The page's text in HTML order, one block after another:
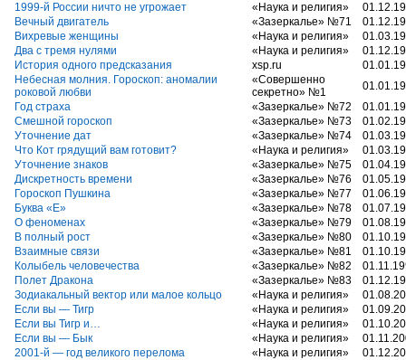
1999-й России ничто не угрожает
«Наука и религия»
Вечный двигатель
«Зазеркалье» №71
Вихревые женщины
«Наука и религия»
Два с тремя нулями
«Наука и религия»
История одного предсказания
xsp.ru
Небесная молния. Гороскоп: аномалии
роковой любви
«Совершенно
секретно» №1
Год страха
«Зазеркалье» №72
Смешной гороскоп
«Зазеркалье» №73
Уточнение дат
«Зазеркалье» №74
Что Кот грядущий вам готовит?
«Наука и религия»
Уточнение знаков
«Зазеркалье» №75
Дискретность времени
«Зазеркалье» №76
Гороскоп Пушкина
«Зазеркалье» №77
Буква «Е»
«Зазеркалье» №78
О феноменах
«Зазеркалье» №79
В полный рост
«Зазеркалье» №80
Взаимные связи
«Зазеркалье» №81
Колыбель человечества
«Зазеркалье» №82
Полет Дракона
«Зазеркалье» №83
Зодиакальный вектор или малое кольцо
«Наука и религия»
Если вы — Тигр
«Наука и религия»
Если вы Тигр и…
«Наука и религия»
Если вы — Бык
«Наука и религия»
2001-й — год великого перелома
«Наука и религия»